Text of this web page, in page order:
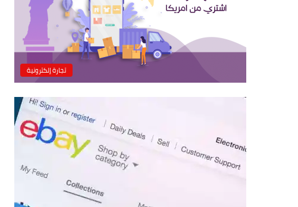
تجارة إلكترونية